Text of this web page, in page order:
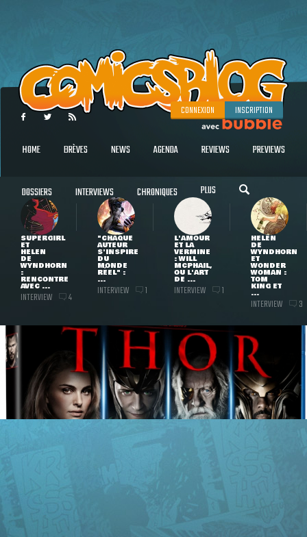
CONNEXION INSCRIPTION
HOME BRÈVES NEWS AGENDA REVIEWS PREVIEWS
DOSSIERS INTERVIEWS CHRONIQUES PLUS
SUPERGIRL
ET
HELEN
DE
WYNDHORN
:
RENCONTRE
AVEC ...
INTERVIEW 4
"CHAQUE
AUTEUR
S'INSPIRE
DU
MONDE
RÉEL" :
...
INTERVIEW 1
L'AMOUR
ET LA
VERMINE
: WILL
MCPHAIL,
OU L'ART
DE ...
INTERVIEW 1
HELEN
DE
WYNDHORN
ET
WONDER
WOMAN :
TOM
KING ET
...
INTERVIEW 3